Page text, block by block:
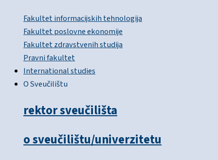
Fakultet informacijskih tehnologija
Fakultet poslovne ekonomije
Fakultet zdravstvenih studija
Pravni fakultet
International studies
O Sveučilištu
rektor sveučilišta
o sveučilištu/univerzitetu